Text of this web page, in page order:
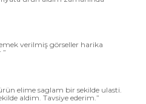
verilmiş görseller harika
elime saglam bir sekilde ulasti.
aldim. Tavsiye ederim.”